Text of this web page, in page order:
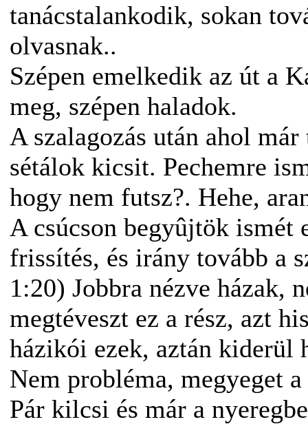
tanácstalankodik, sokan
olvasnak..
Szépen emelkedik az út a
meg, szépen haladok.
A szalagozás után ahol
sétálok kicsit. Pechemre
hogy nem futsz?. Hehe,
A csúcson begyûjtök ismét
frissítés, és irány tovább a
1:20) Jobbra nézve házak,
megtéveszt ez a rész, azt
házikói ezek, aztán kiderül
Nem probléma, megyeget
Pár kilcsi és már a